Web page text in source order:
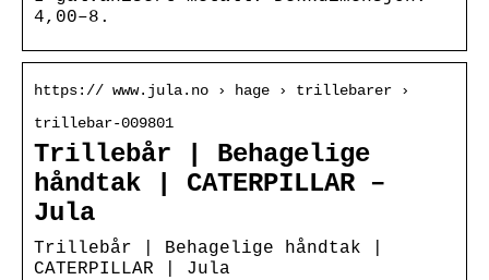
4,00–8.
https:// www.jula.no › hage › trillebarer ›
trillebar-009801
Trillebår | Behagelige
håndtak | CATERPILLAR –
Jula
Trillebår | Behagelige håndtak |
CATERPILLAR | Jula